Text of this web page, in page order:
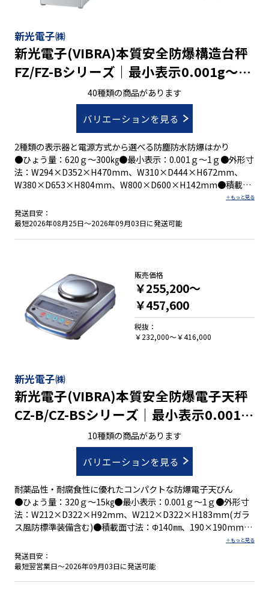
新光電子㈱
新光電子(VIBRA)本質安全防爆構造台秤
FZ/FZ-Bシリーズ｜最小表示0.001g～1g
ひょう量620g～300㎏
40種類の商品があります
バリエーションを見る
2種類の表示器と電源方式から選べる防塵防水防爆はかり
●ひょう量：620ｇ～300㎏●最小表示：0.001ｇ～1ｇ●外形寸
法：W294×D352×H470mm、W310×D444×H672mm、
W380×D653×H804mm、W800×D600×H142mm●積載面
380×530mm、800×600mm
→表示器i03：計量状態が分かる補助表示を追加
・ＩＰ６５規格適合の防塵・防水構造
・選べる電源方式（電源ボックス/乾電池駆動）
発送目安：
最短2026年08月25日～2026年09月03日に発送可能
新光電子㈱
新光電子(VIBRA)本質安全防爆電子天秤
CZ-B/CZ-BSシリーズ｜最小表示0.001g
～1g ひょう量320g～15㎏
10種類の商品があります
バリエーションを見る
耐薬品性・耐腐食性に優れたコンパクトな防爆電子天びん
●ひょう量：320ｇ～15㎏●最小表示：0.001ｇ～1ｇ●外形寸
法：W212×D322×H92mm、W212×D322×H183mm(ガラ
ス風防標準装備含む)●積載面寸法：Φ140㎜、190×190mm
・本質安全防爆構造Ｅx ia ⅡＢ Ｔ４適合
・連続約２００時間駆動(アルカリ乾電池使用・バックライトＯ
発送目安：
最短翌営業日～2026年09月03日に発送可能
販売価格
￥255,200～
￥457,600
税抜：
￥232,000～￥416,000